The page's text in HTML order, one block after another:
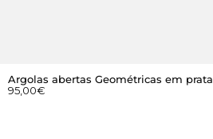
Argolas abertas Geométricas em prata
95,00€